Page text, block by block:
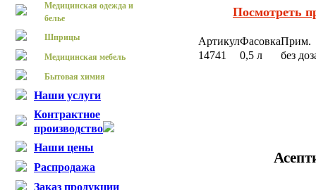
Медицинская одежда и
белье
Шприцы
Медицинская мебель
Бытовая химия
Наши услуги
Контрактное
производство
Наши цены
Распродажа
Заказ продукции
Посмотреть
АртикулФасовкаПрим.
14741
0,5 л без